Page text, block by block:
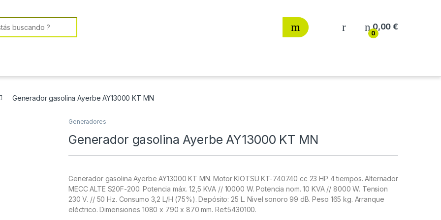
0
0,00€
Generador gasolina Ayerbe AY13000 KT MN
Generadores
Generador gasolina Ayerbe AY13000 KT MN
Generador gasolina Ayerbe AY13000 KT MN. Motor KIOTSU KT-740740 cc 23 HP 4 tiempos. Alternador
MECC ALTE S20F-200. Potencia máx. 12,5 KVA // 10000 W. Potencia nom. 10 KVA // 8000 W. Tension
230 V. // 50 Hz. Consumo 3,2 L/H (75%). Depósito: 25 L. Nivel sonoro 99 dB. Peso 165 kg. Arranque
eléctrico. Dimensiones 1080 x 790 x 870 mm. Ref:5430100.